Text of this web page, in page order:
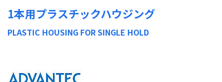
1本用プラスチックハウジング
PLASTIC HOUSING FOR SINGLE HOLD